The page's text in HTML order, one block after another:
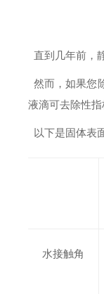
直到几年前，
然而，如果您
液滴可去除性指
以下是固体表
水接触角